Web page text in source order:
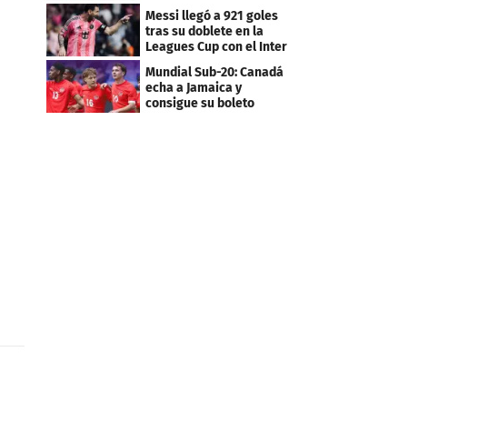
Messi llegó a 921 goles
tras su doblete en la
Leagues Cup con el Inter
Miami
Mundial Sub-20: Canadá
echa a Jamaica y
consigue su boleto